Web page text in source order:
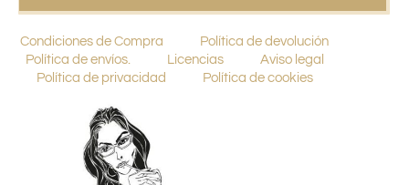
Condiciones de Compra
Política de devolución
Política de envíos.
Licencias
Aviso legal
Política de privacidad
Política de cookies